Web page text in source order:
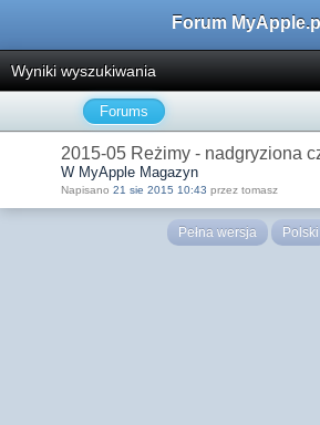
Forum MyApple.pl
Wyniki wyszukiwania
Forums
2015-05 Reżimy - nadgryziona
W MyApple Magazyn
Napisano 21 sie 2015 10:43 przez tomasz
Pełna wersja Polski